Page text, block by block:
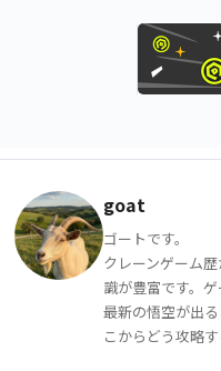
goat
ゴートです。
クレーンゲーム
識が豊富です。
最新の悟空が出
こからどう攻略